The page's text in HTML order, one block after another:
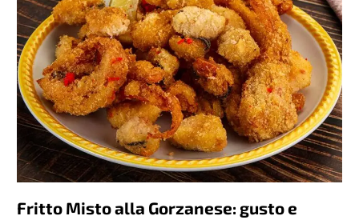
Fritto Misto alla Gorzanese: gusto e